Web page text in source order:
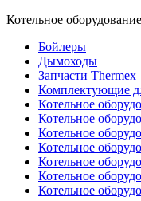
Котельное оборудование
Бойлеры
Дымоходы
Запчасти Thermex
Комплектующие
Котельное
Котельное
Котельное
Котельное
Котельное
Котельное
Котельное